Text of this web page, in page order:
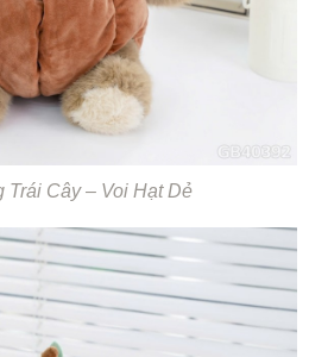
Trái Cây – Voi Hạt Dẻ